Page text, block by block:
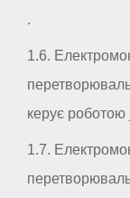
.
1.6.
керує роботою
1.7.